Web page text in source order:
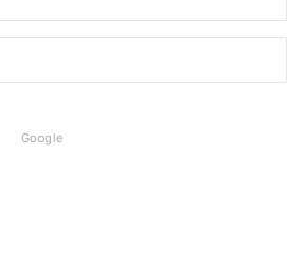
Google